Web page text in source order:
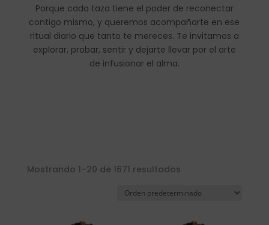
Porque cada taza tiene el poder de reconectar
contigo mismo, y queremos acompañarte en ese
ritual diario que tanto te mereces. Te invitamos a
explorar, probar, sentir y dejarte llevar por el arte
de infusionar el alma.
Mostrando 1–20 de 1671 resultados